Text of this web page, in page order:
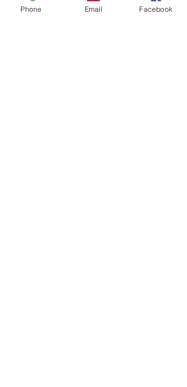
Phone Email Facebook